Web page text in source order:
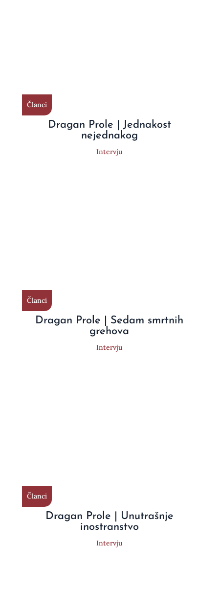
Članci
Dragan Prole | Jednakost
nejednakog
Intervju
Članci
Dragan Prole | Sedam smrtnih
grehova
Intervju
Članci
Dragan Prole | Unutrašnje
inostranstvo
Intervju